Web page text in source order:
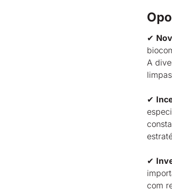
✔
A
✔
✔
com